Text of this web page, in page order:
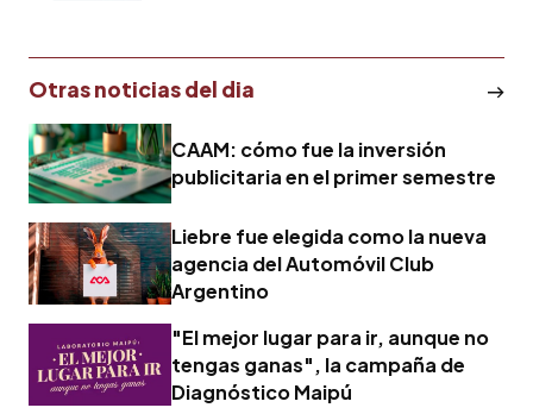
Otras noticias del dia
CAAM: cómo fue la inversión
publicitaria en el primer semestre
Liebre fue elegida como la nueva
agencia del Automóvil Club
Argentino
"El mejor lugar para ir, aunque no
tengas ganas", la campaña de
Diagnóstico Maipú